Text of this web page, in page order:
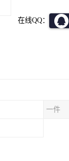
在线QQ：
一件